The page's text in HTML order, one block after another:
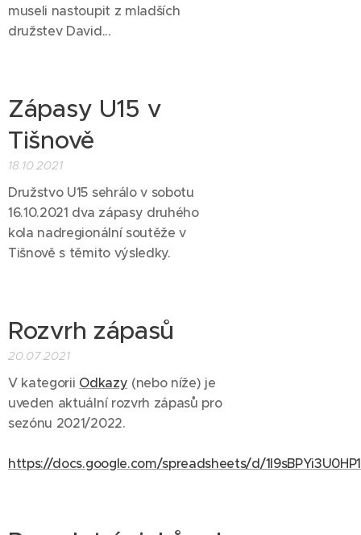
museli nastoupit z mladších
družstev David...
Zápasy U15 v
Tišnově
18.10.2021
Družstvo U15 sehrálo v sobotu
16.10.2021 dva zápasy druhého
kola nadregionální soutěže v
Tišnově s těmito výsledky.
Rozvrh zápasů
20.07.2021
V kategorii Odkazy (nebo níže) je
uveden aktuální rozvrh zápasů pro
sezónu 2021/2022.
https://docs.google.com/spreadsheets/d/